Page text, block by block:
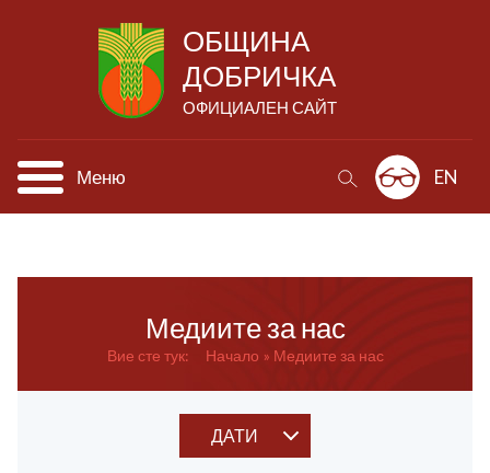
ОБЩИНА
ДОБРИЧКА
ОФИЦИАЛЕН САЙТ
Меню EN
Медиите за нас
Вие сте тук: Начало Медиите за нас
ДАТИ